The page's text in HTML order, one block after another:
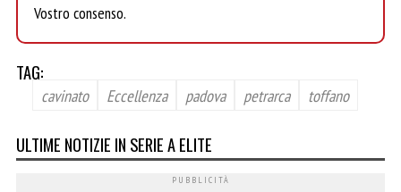
Vostro consenso.
TAG:
cavinato Eccellenza padova petrarca toffano
ULTIME NOTIZIE IN SERIE A ELITE